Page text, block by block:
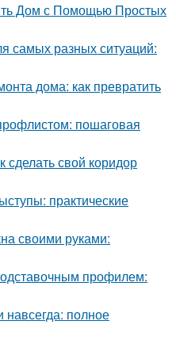
Дом с Помощью Простых
самых разных ситуаций:
дома: как превратить
пошаговая
сделать свой коридор
практические
своими руками:
профилем:
навсегда: полное